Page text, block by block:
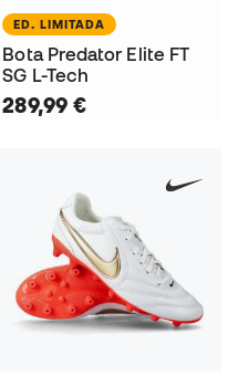
ED. LIMITADA
Bota Predator Elite FT
SG L-Tech
289,99 €